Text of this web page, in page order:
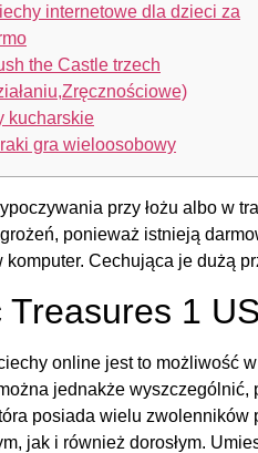
internetowe dla dzieci za
the Castle trzech
kucharskie
gra wieloosobowy
przy łożu albo w
ponieważ istnieją
komputer. Cechująca je dużą
Treasures 1
online jest to możliwość
jednakże
posiada wielu
jak i również dorosłym.